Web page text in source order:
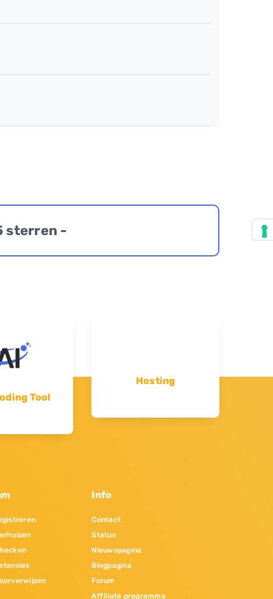
sterren -
Tool
Hosting
Info
Contact
Status
Nieuwspagina
Blogpagina
Forum
Affiliate programma